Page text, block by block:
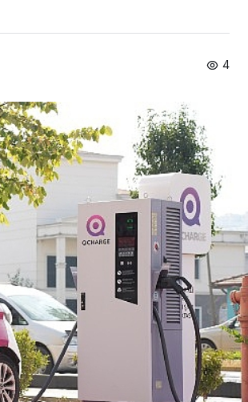
4
Tarım ve Gıdada Akıllı
Dönem Başladı!